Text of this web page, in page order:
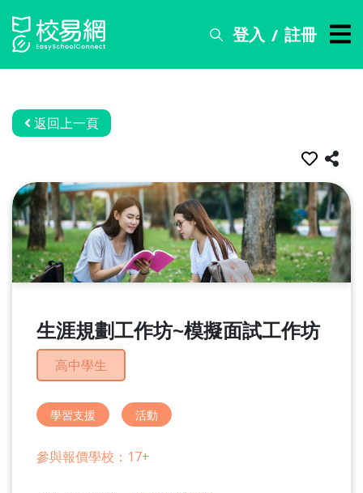
登入 / 註冊
搜
務
資
訊
關
於
我
返回上一頁
生涯規劃工作坊~模擬面試工作坊
高中學生
學習支援 活動
參與報價學校：17+